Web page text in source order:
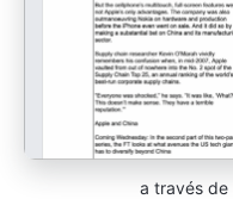
a través de